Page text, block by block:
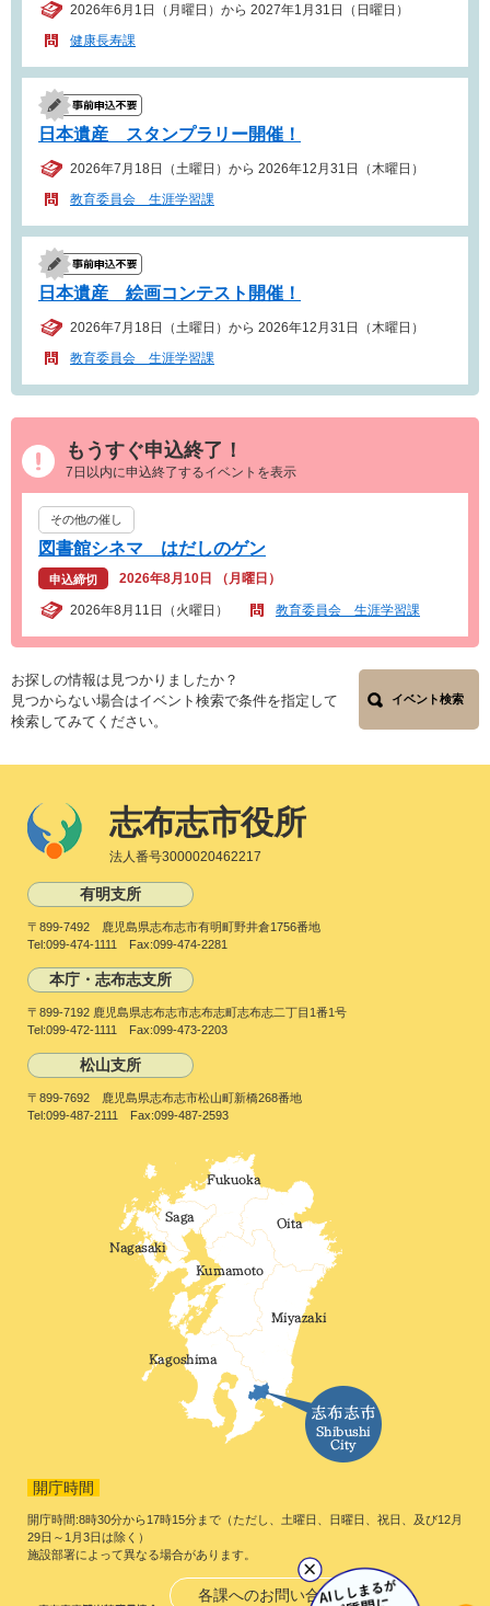
2026年6月1日（月曜日）から 2027年1月31日（日曜日）
健康長寿課
日本遺産 スタンプラリー開催！
2026年7月18日（土曜日）から 2026年12月31日（木曜日）
教育委員会 生涯学習課
日本遺産 絵画コンテスト開催！
2026年7月18日（土曜日）から 2026年12月31日（木曜日）
教育委員会 生涯学習課
もうすぐ申込終了！
7日以内に申込終了するイベントを表示
その他の催し
図書館シネマ はだしのゲン
申込締切 2026年8月10日 （月曜日）
2026年8月11日（火曜日） 教育委員会 生涯学習課
お探しの情報は見つかりましたか？
見つからない場合はイベント検索で条件を指定して
検索してみてください。
イベント検索
志布志市役所
法人番号3000020462217
有明支所
〒899-7492 鹿児島県志布志市有明町野井倉1756番地
Tel:099-474-1111 Fax:099-474-2281
本庁・志布志支所
〒899-7192 鹿児島県志布志市志布志町志布志二丁目1番1号
Tel:099-472-1111 Fax:099-473-2203
松山支所
〒899-7692 鹿児島県志布志市松山町新橋268番地
Tel:099-487-2111 Fax:099-487-2593
開庁時間
開庁時間:8時30分から17時15分まで（ただし、土曜日、日曜日、祝日、及び12月
29日～1月3日は除く）
施設部署によって異なる場合があります。
各課へのお問い合わせ